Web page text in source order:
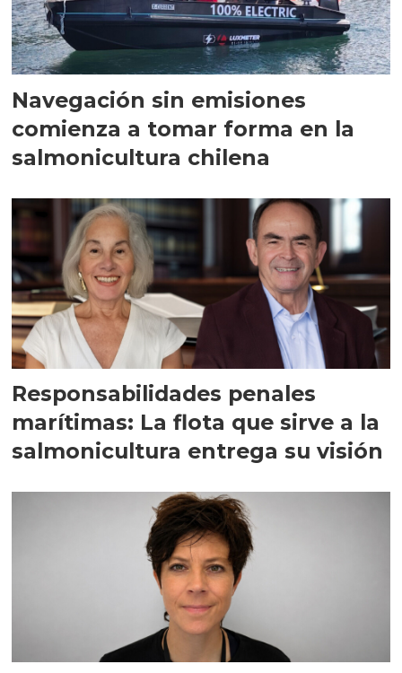
Navegación sin emisiones
comienza a tomar forma en la
salmonicultura chilena
Responsabilidades penales
marítimas: La flota que sirve a la
salmonicultura entrega su visión